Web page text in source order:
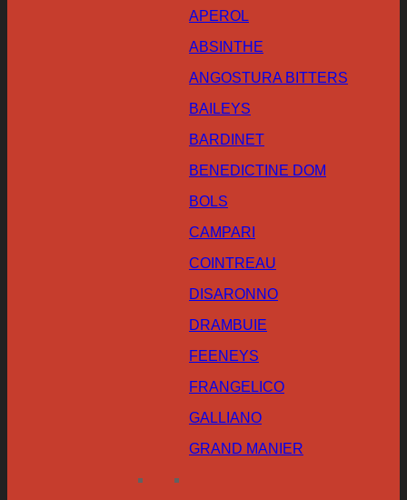
APEROL
ABSINTHE
ANGOSTURA BITTERS
BAILEYS
BARDINET
BENEDICTINE DOM
BOLS
CAMPARI
COINTREAU
DISARONNO
DRAMBUIE
FEENEYS
FRANGELICO
GALLIANO
GRAND MANIER